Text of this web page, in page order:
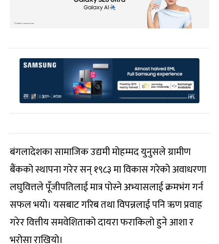
बंगलादेशका सामाजिक उद्यमी मोहम्मद युनुसले ग्रामीण
बैंकको स्थापना गरेर सन् १९८३ मा विकास गरेको अवाधरणा
लघुवित्तले पूँजीपतिलाई मात्र पोस्ने अभ्यासलाई क्रमभंग गर्न
सफल भयो। यसबाट गरिब तथा विपन्नलाई पनि ऋण प्रवाह
गरेर वित्तीय समवेशिताको दायरा फराकिलो हुने आशा र
भरोसा राखियो।